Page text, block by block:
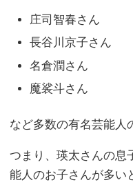
庄司智春さん
長谷川京子さん
名倉潤さん
魔裟斗さん
など多数の有名芸能人
つまり、瑛太さんの息
能人のお子さんが多い